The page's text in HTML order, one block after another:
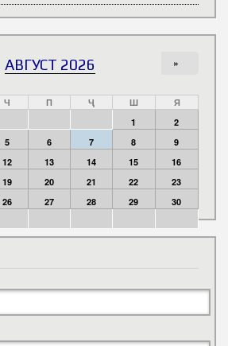
АВГУСТ 2026 »
Ч П Ҷ Ш
Я
1
2
5 6 7 8
9
12 13 14 15
16
19 20 21 22
23
26 27 28 29
30